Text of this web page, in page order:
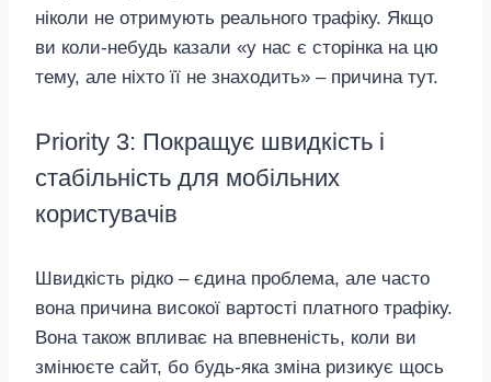
ніколи не отримують реального трафіку. Якщо
ви коли‑небудь казали «у нас є сторінка на цю
тему, але ніхто її не знаходить» – причина тут.
Priority 3: Покращує швидкість і
стабільність для мобільних
користувачів
Швидкість рідко – єдина проблема, але часто
вона причина високої вартості платного трафіку.
Вона також впливає на впевненість, коли ви
змінюєте сайт, бо будь‑яка зміна ризикує щось